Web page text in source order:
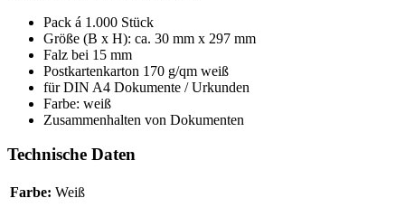
Pack á 1.000 Stück
Größe (B x H): ca. 30 mm x 297 mm
Falz bei 15 mm
Postkartenkarton 170 g/qm weiß
für DIN A4 Dokumente / Urkunden
Farbe: weiß
Zusammenhalten von Dokumenten
Technische Daten
Farbe: Weiß